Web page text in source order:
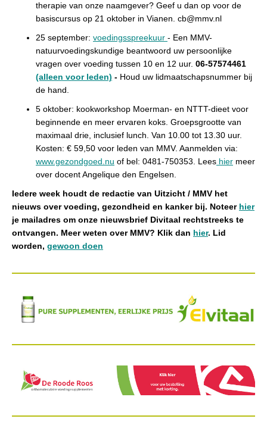
therapie van onze naamgever? Geef u dan op voor de
basiscursus op 21 oktober in Vianen. cb@mmv.nl
25 september: voedingsspreekuur - Een MMV-
natuurvoedingskundige beantwoord uw persoonlijke
vragen over voeding tussen 10 en 12 uur. 06-57574461
(alleen voor leden) - Houd uw lidmaatschapsnummer bij
de hand.
5 oktober: kookworkshop Moerman- en NTTT-dieet voor
beginnende en meer ervaren koks. Groepsgrootte van
maximaal drie, inclusief lunch. Van 10.00 tot 13.30 uur.
Kosten: € 59,50 voor leden van MMV. Aanmelden via:
www.gezondgoed.nu of bel: 0481-750353. Lees hier meer
over docent Angelique den Engelsen.
Iedere week houdt de redactie van Uitzicht / MMV het
nieuws over voeding, gezondheid en kanker bij. Noteer hier
je mailadres om onze nieuwsbrief Divitaal rechtstreeks te
ontvangen. Meer weten over MMV? Klik dan hier. Lid
worden, gewoon doen